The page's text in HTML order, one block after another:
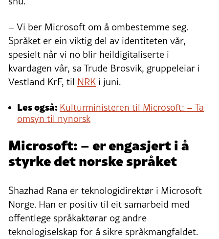
– Vi ber Microsoft om å ombestemme seg.
Språket er ein viktig del av identiteten vår,
spesielt når vi no blir heildigitaliserte i
kvardagen vår, sa Trude Brosvik, gruppeleiar i
Vestland KrF, til NRK i juni.
Les også: Kulturministeren til Microsoft: – Ta
omsyn til nynorsk
Microsoft: – er engasjert i å
styrke det norske språket
Shazhad Rana er teknologidirektør i Microsoft
Norge. Han er positiv til eit samarbeid med
offentlege språkaktørar og andre
teknologiselskap for å sikre språkmangfaldet.